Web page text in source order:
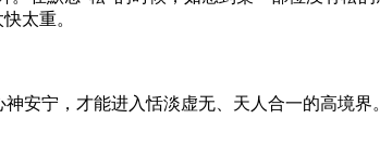
太重。
安宁，才能进入恬淡虚无、天人合一的高境界